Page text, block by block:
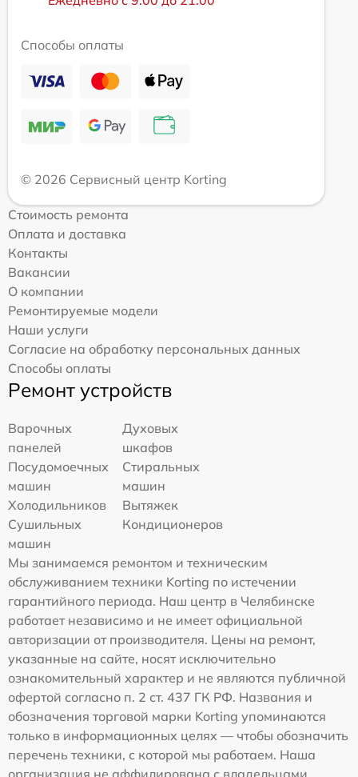
Способы оплаты
© 2026 Сервисный центр Korting
Стоимость ремонта
Оплата и доставка
Контакты
Вакансии
О компании
Ремонтируемые модели
Наши услуги
Согласие на обработку персональных данных
Способы оплаты
Ремонт устройств
Варочных
панелей
Духовых
шкафов
Посудомоечных
машин
Стиральных
машин
Холодильников
Вытяжек
Сушильных
машин
Кондиционеров
Мы занимаемся ремонтом и техническим
обслуживанием техники Korting по истечении
гарантийного периода. Наш центр в Челябинске
работает независимо и не имеет официальной
авторизации от производителя. Цены на ремонт,
указанные на сайте, носят исключительно
ознакомительный характер и не являются публичной
офертой согласно п. 2 ст. 437 ГК РФ. Названия и
обозначения торговой марки Korting упоминаются
только в информационных целях — чтобы обозначить
перечень техники, с которой мы работаем. Наша
организация не аффилирована с владельцами